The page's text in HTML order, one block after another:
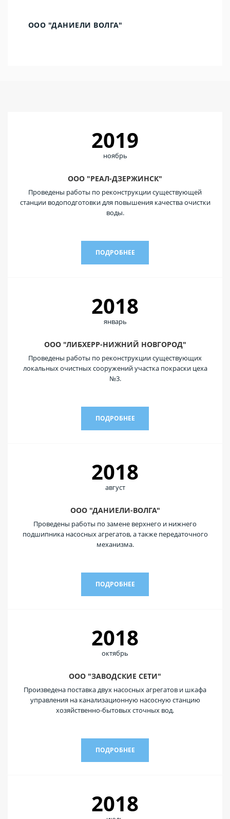
ООО "ДАНИЕЛИ ВОЛГА"
2019
ноябрь
ООО "РЕАЛ-ДЗЕРЖИНСК"
Проведены работы по реконструкции существующей
станции водоподготовки для повышения качества очистки
воды.
ПОДРОБНЕЕ
2018
январь
ООО "ЛИБХЕРР-НИЖНИЙ НОВГОРОД"
Проведены работы по реконструкции существующих
локальных очистных сооружений участка покраски цеха
№3.
ПОДРОБНЕЕ
2018
август
ООО "ДАНИЕЛИ-ВОЛГА"
Проведены работы по замене верхнего и нижнего
подшипника насосных агрегатов, а также передаточного
механизма.
ПОДРОБНЕЕ
2018
октябрь
ООО "ЗАВОДСКИЕ СЕТИ"
Произведена поставка двух насосных агрегатов и шкафа
управления на канализационную насосную станцию
хозяйственно-бытовых сточных вод.
ПОДРОБНЕЕ
2018